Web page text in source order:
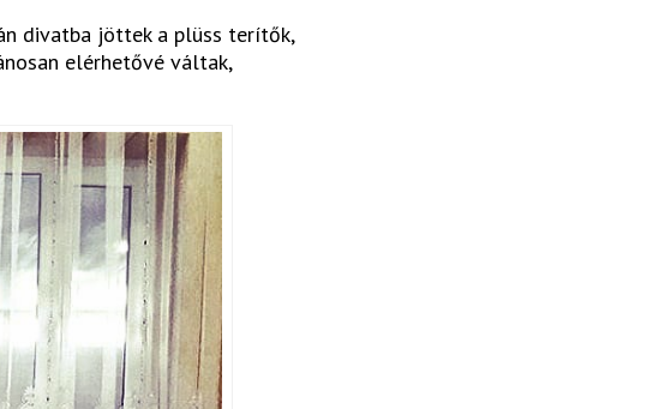
divatba jöttek a plüss terítők,
elérhetővé váltak,